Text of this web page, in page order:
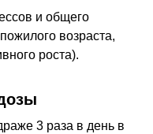
и общего
возраста,
роста).
3 раза в день в